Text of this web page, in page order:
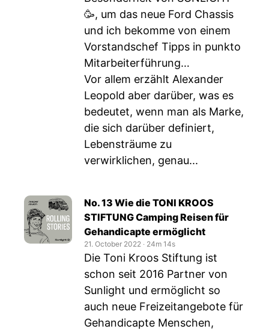
🥳, um das neue Ford Chassis
und ich bekomme von einem
Vorstandschef Tipps in punkto
Mitarbeiterführung…
Vor allem erzählt Alexander
Leopold aber darüber, was es
bedeutet, wenn man als Marke,
die sich darüber definiert,
Lebensträume zu
verwirklichen, genau...
No. 13 Wie die TONI KROOS
STIFTUNG Camping Reisen für
Gehandicapte ermöglicht
21. October 2022 ‧ 24m 14s
Die Toni Kroos Stiftung ist
schon seit 2016 Partner von
Sunlight und ermöglicht so
auch neue Freizeitangebote für
Gehandicapte Menschen,